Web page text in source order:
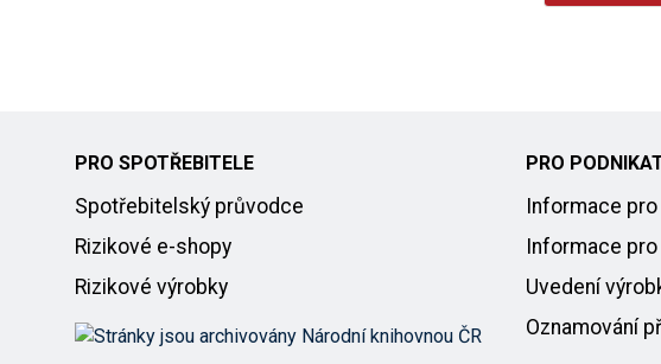
PRO SPOTŘEBITELE
Spotřebitelský průvodce
Rizikové e-shopy
Rizikové výrobky
PRO
Informace
Informace
Uvedení
Oznamování